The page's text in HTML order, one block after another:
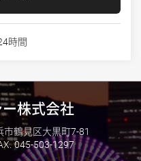
時間
株式会社
市鶴見区大黒町7-81
045-503-1297